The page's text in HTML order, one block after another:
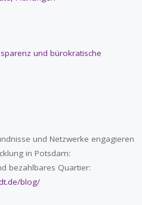
und bürokratische
und Netzwerke engagieren
in Potsdam:
bezahlbares Quartier:
blog/